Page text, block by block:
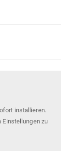
installieren.
Einstellungen zu